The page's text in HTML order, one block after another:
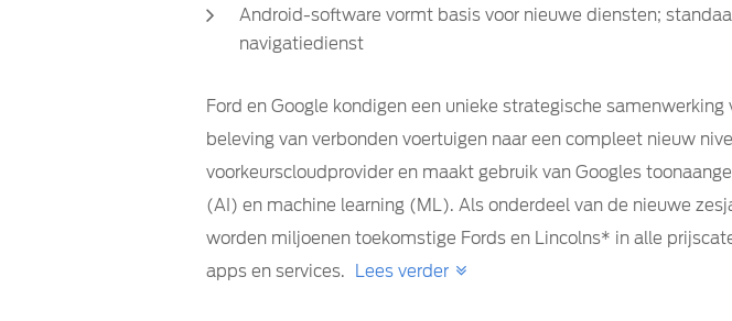
Android-software vormt basis voor nieuwe diensten;
navigatiedienst
Ford en Google kondigen een unieke strategische
beleving van verbonden voertuigen naar een compleet nieuw
voorkeurscloudprovider en maakt gebruik van Googles
(AI) en machine learning (ML). Als onderdeel van de nieuwe
worden miljoenen toekomstige Fords en Lincolns* in alle
apps en services.
Lees verder